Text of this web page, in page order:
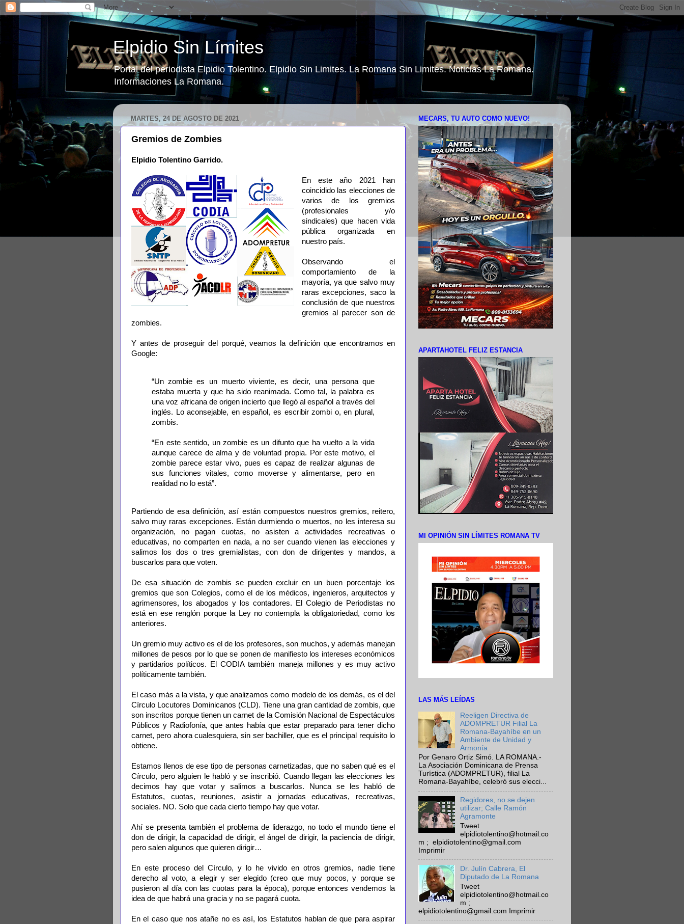
Elpidio Sin Límites
Portal del periodista Elpidio Tolentino. Elpidio Sin Limites. La Romana Sin Limites. Noticias La Romana.
Informaciones La Romana.
MARTES, 24 DE AGOSTO DE 2021
Gremios de Zombies
Elpidio Tolentino Garrido.
En este año 2021 han
coincidido las elecciones de
varios de los gremios
(profesionales y/o
sindicales) que hacen vida
pública organizada en
nuestro país.
Observando el
comportamiento de la
mayoría, ya que salvo muy
raras excepciones, saco la
conclusión de que nuestros
gremios al parecer son de
zombies.
Y antes de proseguir del porqué, veamos la definición que encontramos en
Google:
“Un zombie es un muerto viviente, es decir, una persona que
estaba muerta y que ha sido reanimada. Como tal, la palabra es
una voz africana de origen incierto que llegó al español a través del
inglés. Lo aconsejable, en español, es escribir zombi o, en plural,
zombis.
“En este sentido, un zombie es un difunto que ha vuelto a la vida
aunque carece de alma y de voluntad propia. Por este motivo, el
zombie parece estar vivo, pues es capaz de realizar algunas de
sus funciones vitales, como moverse y alimentarse, pero en
realidad no lo está”.
Partiendo de esa definición, así están compuestos nuestros gremios, reitero,
salvo muy raras excepciones. Están durmiendo o muertos, no les interesa su
organización, no pagan cuotas, no asisten a actividades recreativas o
educativas, no comparten en nada, a no ser cuando vienen las elecciones y
salimos los dos o tres gremialistas, con don de dirigentes y mandos, a
buscarlos para que voten.
De esa situación de zombis se pueden excluir en un buen porcentaje los
gremios que son Colegios, como el de los médicos, ingenieros, arquitectos y
agrimensores, los abogados y los contadores. El Colegio de Periodistas no
está en ese renglón porque la Ley no contempla la obligatoriedad, como los
anteriores.
Un gremio muy activo es el de los profesores, son muchos, y además manejan
millones de pesos por lo que se ponen de manifiesto los intereses económicos
y partidarios políticos. El CODIA también maneja millones y es muy activo
políticamente también.
El caso más a la vista, y que analizamos como modelo de los demás, es el del
Círculo Locutores Dominicanos (CLD). Tiene una gran cantidad de zombis, que
son inscritos porque tienen un carnet de la Comisión Nacional de Espectáculos
Públicos y Radiofonía, que antes había que estar preparado para tener dicho
carnet, pero ahora cualesquiera, sin ser bachiller, que es el principal requisito lo
obtiene.
Estamos llenos de ese tipo de personas carnetizadas, que no saben qué es el
Círculo, pero alguien le habló y se inscribió. Cuando llegan las elecciones les
decimos hay que votar y salimos a buscarlos. Nunca se les habló de
Estatutos, cuotas, reuniones, asistir a jornadas educativas, recreativas,
sociales. NO. Solo que cada cierto tiempo hay que votar.
Ahí se presenta también el problema de liderazgo, no todo el mundo tiene el
don de dirigir, la capacidad de dirigir, el ángel de dirigir, la paciencia de dirigir,
pero salen algunos que quieren dirigir…
En este proceso del Círculo, y lo he vivido en otros gremios, nadie tiene
derecho al voto, a elegir y ser elegido (creo que muy pocos, y porque se
pusieron al día con las cuotas para la época), porque entonces vendemos la
idea de que habrá una gracia y no se pagará cuota.
En el caso que nos atañe no es así, los Estatutos hablan de que para aspirar
MECARS, TU AUTO COMO NUEVO!
APARTAHOTEL FELIZ ESTANCIA
MI OPINIÓN SIN LÍMITES ROMANA TV
LAS MÁS LEÍDAS
Reeligen Directiva de
ADOMPRETUR Filial La
Romana-Bayahíbe en un
Ambiente de Unidad y
Armonía
Por Genaro Ortiz Simó. LA ROMANA.-
La Asociación Dominicana de Prensa
Turística (ADOMPRETUR), filial La
Romana-Bayahíbe, celebró sus elecci...
Regidores, no se dejen
utilizar; Calle Ramón
Agramonte
Tweet
elpidiotolentino@hotmail.co
m ; elpidiotolentino@gmail.com
Imprimir
Dr. Julín Cabrera, El
Diputado de La Romana
Tweet
elpidiotolentino@hotmail.co
m ;
elpidiotolentino@gmail.com Imprimir